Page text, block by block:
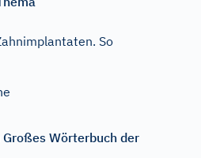
So
Wörterbuch der